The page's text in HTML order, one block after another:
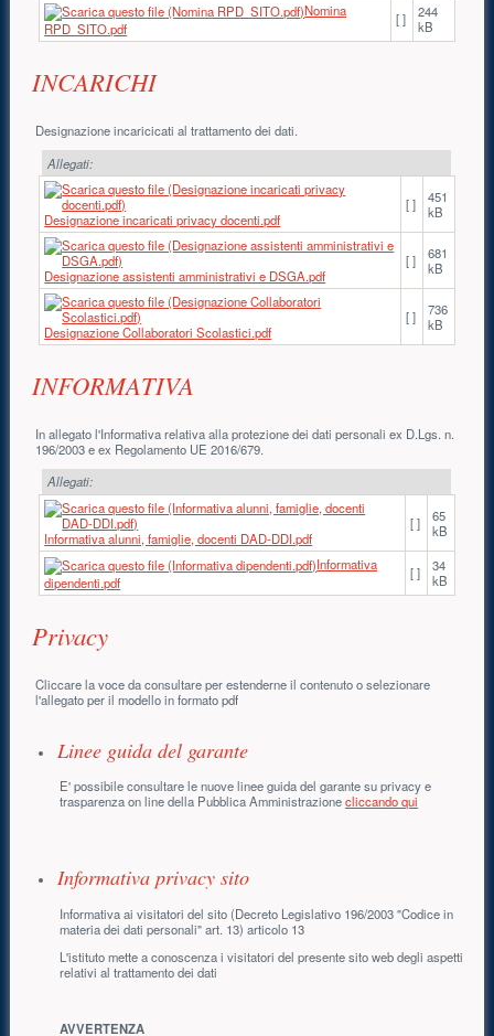
Nomina
RPD_SITO.pdf
[ ]
244
kB
INCARICHI
Designazione incaricicati al trattamento dei dati.
Allegati:
Designazione incaricati privacy docenti.pdf
[ ]
451
kB
Designazione assistenti amministrativi e DSGA.pdf
[ ]
681
kB
Designazione Collaboratori Scolastici.pdf
[ ]
736
kB
INFORMATIVA
In allegato l'Informativa relativa alla protezione dei dati personali ex D.Lgs. n.
196/2003 e ex Regolamento UE 2016/679.
Allegati:
Informativa alunni, famiglie, docenti DAD-DDI.pdf
[ ]
65
kB
Informativa
dipendenti.pdf
[ ]
34
kB
Privacy
Cliccare la voce da consultare per estenderne il contenuto o selezionare
l'allegato per il modello in formato pdf
Linee guida del garante
E' possibile consultare le nuove linee guida del garante su privacy e
trasparenza on line della Pubblica Amministrazionecliccando qui
Informativa privacy sito
Informativa ai visitatori del sito (Decreto Legislativo 196/2003 "Codice in
materia dei dati personali" art. 13) articolo 13
L'istituto mette a conoscenza i visitatori del presente sito web degli aspetti
relativi al trattamento dei dati
AVVERTENZA